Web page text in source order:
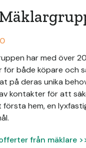
har med över
för både köpare och
på deras unika
kontakter för att
hem, en
från mäklare